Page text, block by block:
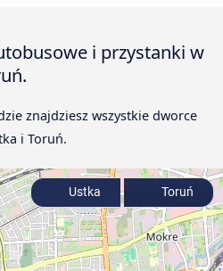
i przystanki w
znajdziesz wszystkie dworce
i Toruń.
Ustka Toruń